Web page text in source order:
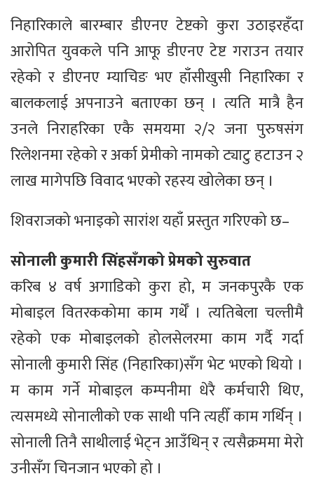
निहारिकाले बारम्बार डीएनए टेष्टको कुरा उठाइरहँदा
आरोपित युवकले पनि आफू डीएनए टेष्ट गराउन तयार
रहेको र डीएनए म्याचिङ भए हाँसीखुसी निहारिका र
बालकलाई अपनाउने बताएका छन् । त्यति मात्रै हैन
उनले निराहरिका एकै समयमा २/२ जना पुरुषसंग
रिलेशनमा रहेको र अर्का प्रेमीको नामको ट्याटु हटाउन २
लाख मागेपछि विवाद भएको रहस्य खोलेका छन् ।
शिवराजको भनाइको सारांश यहाँ प्रस्तुत गरिएको छ–
सोनाली कुमारी सिंहसँगको प्रेमको सुरुवात
करिब ४ वर्ष अगाडिको कुरा हो, म जनकपुरकै एक
मोबाइल वितरककोमा काम गर्थेँ । त्यतिबेला चल्तीमै
रहेको एक मोबाइलको होलसेलरमा काम गर्दै गर्दा
सोनाली कुमारी सिंह (निहारिका)सँग भेट भएको थियो ।
म काम गर्ने मोबाइल कम्पनीमा धेरै कर्मचारी थिए,
त्यसमध्ये सोनालीको एक साथी पनि त्यहीँ काम गर्थिन् ।
सोनाली तिनै साथीलाई भेट्न आउँथिन् र त्यसैक्रममा मेरो
उनीसँग चिनजान भएको हो ।